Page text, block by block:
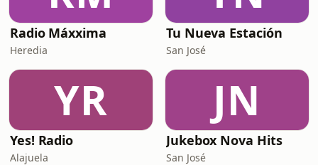
Radio Máxxima
Heredia
Tu Nueva Estación
San José
YR
Yes! Radio
Alajuela
JN
Jukebox Nova Hits
San José